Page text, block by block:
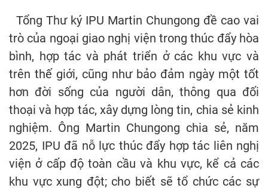
Tổng Thư ký IPU Martin Chungong đề cao vai
trò của ngoại giao nghị viện trong thúc đẩy hòa
bình, hợp tác và phát triển ở các khu vực và
trên thế giới, cũng như bảo đảm ngày một tốt
hơn đời sống của người dân, thông qua đối
thoại và hợp tác, xây dựng lòng tin, chia sẻ kinh
nghiệm. Ông Martin Chungong chia sẻ, năm
2025, IPU đã nỗ lực thúc đẩy hợp tác liên nghị
viện ở cấp độ toàn cầu và khu vực, kể cả các
khu vực xung đột; cho biết sẽ tổ chức các sự